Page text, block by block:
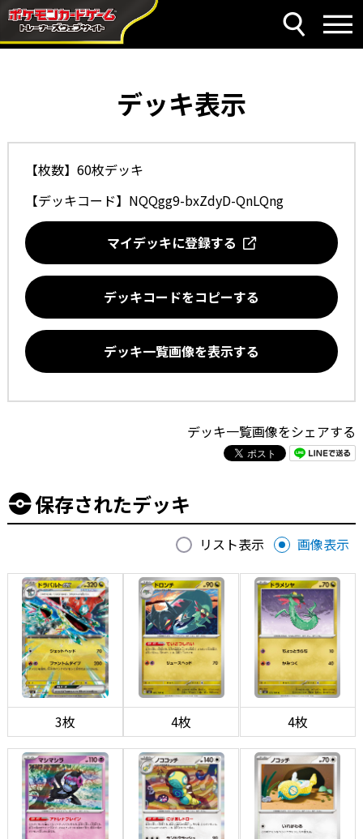
デッキ表示
【枚数】60枚デッキ
【デッキコード】 NQQgg9-bxZdyD-QnLQng
マイデッキに登録する
デッキコードをコピーする
デッキ一覧画像を表示する
デッキ一覧画像をシェアする
保存されたデッキ
リスト表示 画像表示
3枚 4枚 4枚